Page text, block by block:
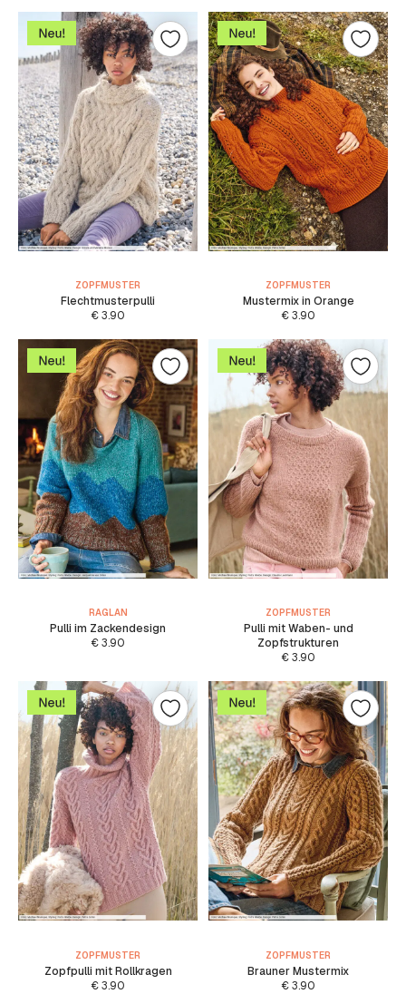
ZOPFMUSTER
Flechtmusterpulli
€3.90
ZOPFMUSTER
Mustermix in Orange
€3.90
RAGLAN
Pulli im Zackendesign
€3.90
ZOPFMUSTER
Pulli mit Waben- und
Zopfstrukturen
€3.90
ZOPFMUSTER
Zopfpulli mit Rollkragen
€3.90
ZOPFMUSTER
Brauner Mustermix
€3.90